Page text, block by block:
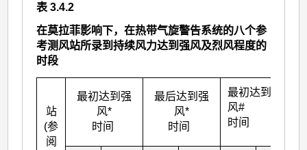
表 3.4.2
在莫拉菲影响下，在热带气旋警告系统的八个参
考测风站所录到持续风力达到强风及烈风程度的
时段
站
(参
阅
最初达到强
风*
时间
最后达到强
风*
时间
最初达到烈
风#
时间